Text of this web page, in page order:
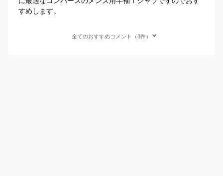
すめします。
全てのおすすめコメント（3件）